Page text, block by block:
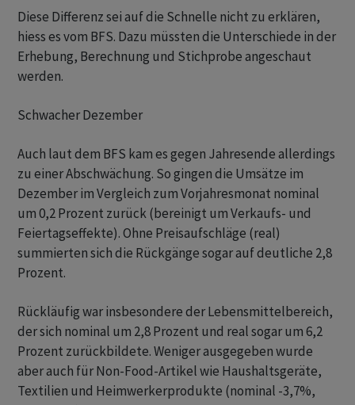
Diese Differenz sei auf die Schnelle nicht zu erklären,
hiess es vom BFS. Dazu müssten die Unterschiede in der
Erhebung, Berechnung und Stichprobe angeschaut
werden.
Schwacher Dezember
Auch laut dem BFS kam es gegen Jahresende allerdings
zu einer Abschwächung. So gingen die Umsätze im
Dezember im Vergleich zum Vorjahresmonat nominal
um 0,2 Prozent zurück (bereinigt um Verkaufs- und
Feiertagseffekte). Ohne Preisaufschläge (real)
summierten sich die Rückgänge sogar auf deutliche 2,8
Prozent.
Rückläufig war insbesondere der Lebensmittelbereich,
der sich nominal um 2,8 Prozent und real sogar um 6,2
Prozent zurückbildete. Weniger ausgegeben wurde
aber auch für Non-Food-Artikel wie Haushaltsgeräte,
Textilien und Heimwerkerprodukte (nominal -3,7%,